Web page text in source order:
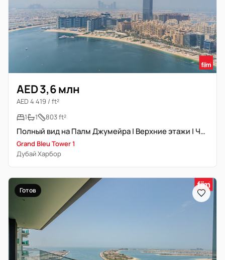
AED 3,6 млн
AED 4 419 / ft²
1
1 803 ft²
Полный вид на Палм Джумейра | Верхние этажи | Частный пляж
Grand Bleu Tower 1
Дубай Харбор
Готов